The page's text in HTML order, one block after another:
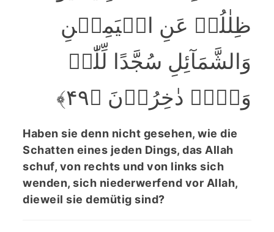
ظِلٰلُہٗ عَنِ الۡیَمِیۡنِ
وَالشَّمَآئِلِ سُجَّدًا لِّلّٰہِ
وَہُمۡ دٰخِرُوۡنَ ﴿۴۹﴾
Haben sie denn nicht gesehen, wie die
Schatten eines jeden Dings, das Allah
schuf, von rechts und von links sich
wenden, sich niederwerfend vor Allah,
dieweil sie demütig sind?